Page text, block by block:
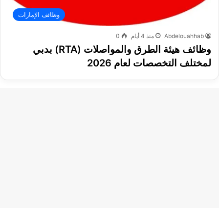
وظائف الإمارات
Abdelouahhab منذ 4 أيام 0
وظائف هيئة الطرق والمواصلات (RTA) بدبي
لمختلف التخصصات لعام 2026